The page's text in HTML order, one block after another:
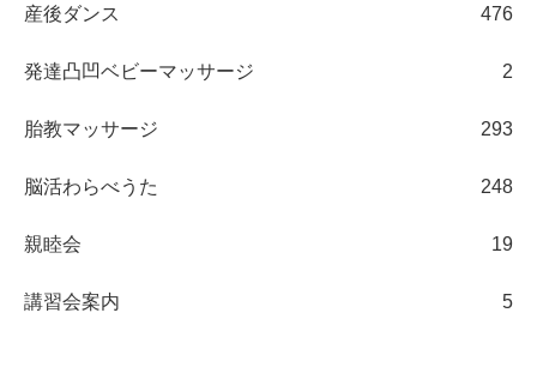
産後ダンス 476
発達凸凹ベビーマッサージ 2
胎教マッサージ 293
脳活わらべうた 248
親睦会 19
講習会案内 5